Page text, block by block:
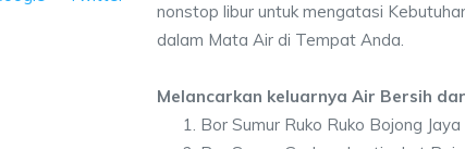
nonstop libur untuk mengatasi
dalam Mata Air di Tempat Anda.
Melancarkan keluarnya Air Bersih
Bor Sumur Ruko Ruko Bojong Jaya